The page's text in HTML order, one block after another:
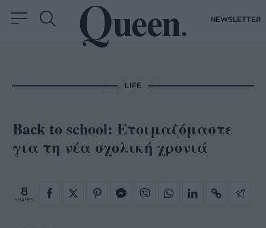
NEWSLETTER
LIFE
Back to school: Ετοιμαζόμαστε
για τη νέα σχολική χρονιά
8
SHARES